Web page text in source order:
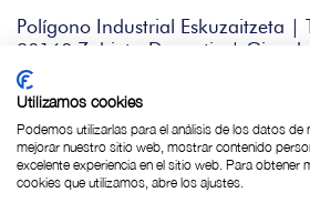
Polígono Industrial Eskuzaitzeta |
20160 Zubieta-Donostia |
+34 943 344 338
igartza@bidfood.es
Política de Cookies
Utilizamos cookies
Podemos utilizarlas para el análisis de los datos de
mejorar nuestro sitio web, mostrar contenido
excelente experiencia en el sitio web. Para obtener
cookies que utilizamos, abre los ajustes.